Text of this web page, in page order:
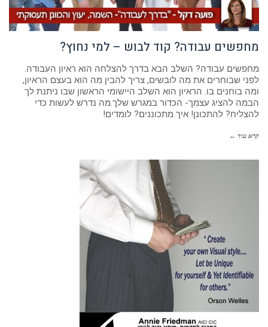
מחפשים עבודה? קוד לבוש – למי נחוץ?
מחפשים עבודה? השלב הבא בדרך להצלחה הוא ראיון העבודה.
לפני שבוחרים את מה לובשים, צריך להבין מה הוא בעצם הראיון,
ומה בוחנים בו. הראיון הוא השלב היישומי הראשון שבו ניתנת לך
הבמה להציג עצמך- הכדור במגרש שלך.מה נדרש לעשות כדי
להצליח? להתכונן! איך מתכוננים? לומדים!
קרא עוד ←